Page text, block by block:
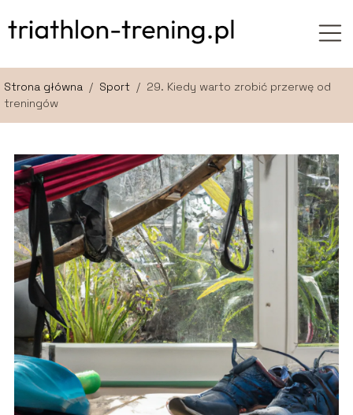
Strona główna / Sport / 29. Kiedy warto zrobić przerwę od
treningów